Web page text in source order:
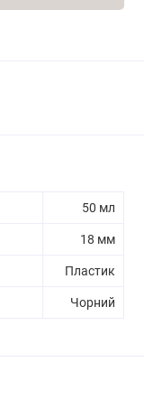
50 мл
18 мм
Пластик
Чорний